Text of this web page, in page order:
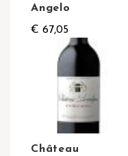
Angelo
€ 67,05
Château